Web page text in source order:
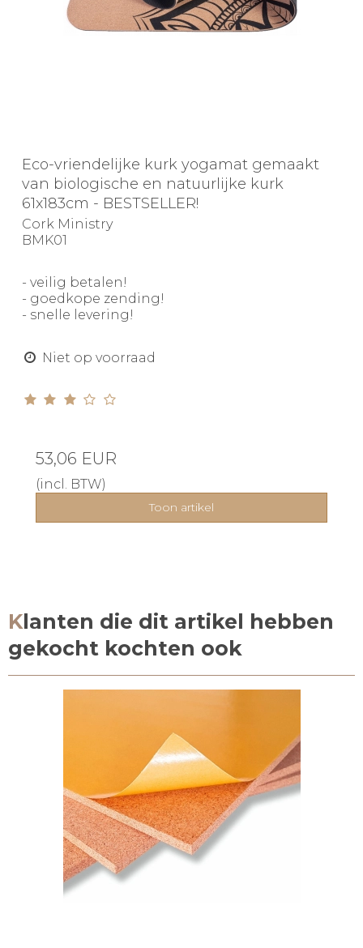
Eco-vriendelijke kurk yogamat gemaakt
van biologische en natuurlijke kurk
61x183cm - BESTSELLER!
Cork Ministry
BMK01
- veilig betalen!
- goedkope zending!
- snelle levering!
Niet op voorraad
53,06 EUR
(incl. BTW)
Toon artikel
Klanten die dit artikel hebben
gekocht kochten ook